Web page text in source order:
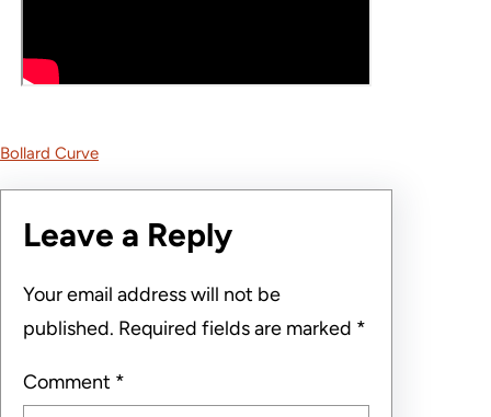
Bollard Curve
Leave a Reply
Your email address will not be
published. Required fields are marked *
Comment *